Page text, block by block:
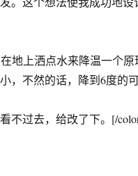
地上洒点水来降温一个原
，不然的话，降到6度的可
不过去，给改了下。[/